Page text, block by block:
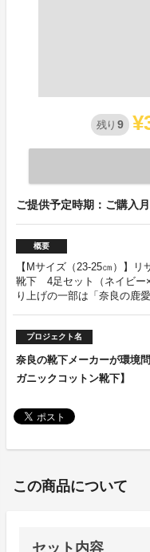
残り 9
ご提供予定時期：ご購入
概要
【Mサイズ（23-25㎝）】
靴下 4足セット（ネイ
り上げの一部は「奈良の鹿
プロジェクト名
奈良の靴下メーカーが環境
ガニックコットン靴下】
この商品について
セット内容